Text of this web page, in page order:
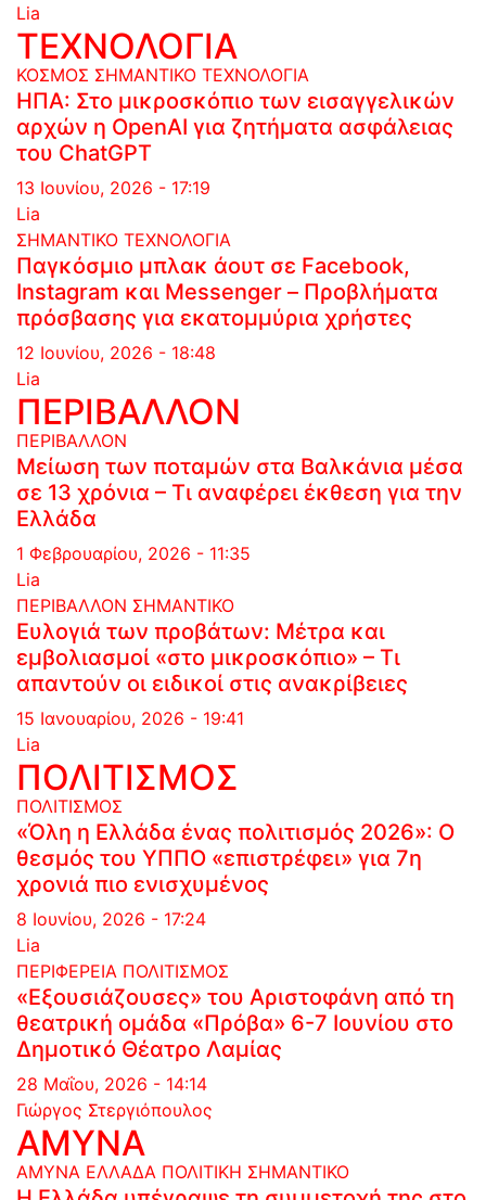
Lia
ΤΕΧΝΟΛΟΓΙΑ
ΚΟΣΜΟΣ ΣΗΜΑΝΤΙΚΟ ΤΕΧΝΟΛΟΓΙΑ
ΗΠΑ: Στο μικροσκόπιο των εισαγγελικών
αρχών η OpenAI για ζητήματα ασφάλειας
του ChatGPT
13 Ιουνίου, 2026 - 17:19
Lia
ΣΗΜΑΝΤΙΚΟ ΤΕΧΝΟΛΟΓΙΑ
Παγκόσμιο μπλακ άουτ σε Facebook,
Instagram και Messenger – Προβλήματα
πρόσβασης για εκατομμύρια χρήστες
12 Ιουνίου, 2026 - 18:48
Lia
ΠΕΡΙΒΑΛΛΟΝ
ΠΕΡΙΒΑΛΛΟΝ
Μείωση των ποταμών στα Βαλκάνια μέσα
σε 13 χρόνια – Τι αναφέρει έκθεση για την
Ελλάδα
1 Φεβρουαρίου, 2026 - 11:35
Lia
ΠΕΡΙΒΑΛΛΟΝ ΣΗΜΑΝΤΙΚΟ
Ευλογιά των προβάτων: Μέτρα και
εμβολιασμοί «στο μικροσκόπιο» – Τι
απαντούν οι ειδικοί στις ανακρίβειες
15 Ιανουαρίου, 2026 - 19:41
Lia
ΠΟΛΙΤΙΣΜΟΣ
ΠΟΛΙΤΙΣΜΟΣ
«Όλη η Ελλάδα ένας πολιτισμός 2026»: Ο
θεσμός του ΥΠΠΟ «επιστρέφει» για 7η
χρονιά πιο ενισχυμένος
8 Ιουνίου, 2026 - 17:24
Lia
ΠΕΡΙΦΕΡΕΙΑ ΠΟΛΙΤΙΣΜΟΣ
«Εξουσιάζουσες» του Αριστοφάνη από τη
θεατρική ομάδα «Πρόβα» 6-7 Ιουνίου στο
Δημοτικό Θέατρο Λαμίας
28 Μαΐου, 2026 - 14:14
Γιώργος Στεργιόπουλος
ΑΜΥΝΑ
ΑΜΥΝΑ ΕΛΛΑΔΑ ΠΟΛΙΤΙΚΗ ΣΗΜΑΝΤΙΚΟ